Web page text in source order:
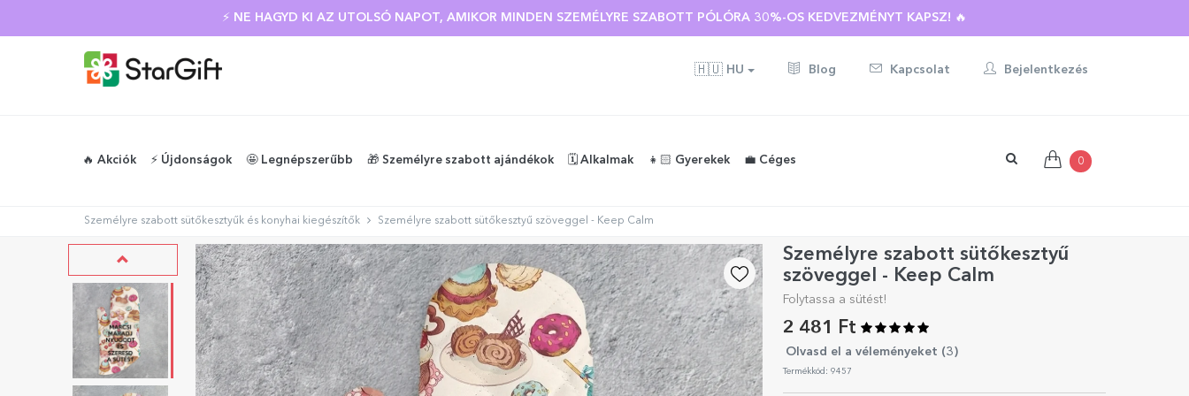
⚡ NE HAGYD KI AZ UTOLSÓ NAPOT, AMIKOR MINDEN SZEMÉLYRE SZABOTT PÓLÓRA 30%-OS KEDVEZMÉNYT KAPSZ! 🔥
🇭🇺 HU Blog Kapcsolat Bejelentkezés
🔥 Akciók ⚡️ Újdonságok 🤩 Legnépszerűbb 🎁 Személyre szabott ajándékok 🗓️ Alkalmak 👧🏻 Gyerekek 💼 Céges 0
Személyre szabott sütőkesztyűk és konyhai kiegészítők Személyre szabott sütőkesztyű szöveggel - Keep Calm
Személyre szabott sütőkesztyű
szöveggel - Keep Calm
Folytassa a sütést!
2 481 Ft
Olvasd el a véleményeket (3 )
Termékkód: 9457